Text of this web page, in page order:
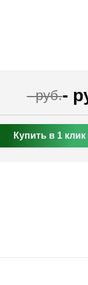
-руб.-
Купить в 1 клик